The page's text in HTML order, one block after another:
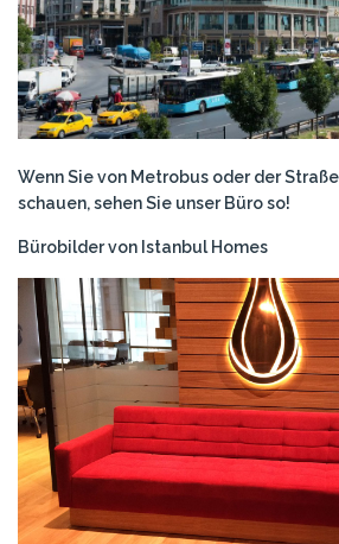
Wenn Sie von Metrobus oder der
schauen, sehen Sie unser Büro so!
Bürobilder von Istanbul Homes